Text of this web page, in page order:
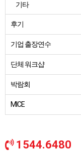
기타
후기
기업 출장연수
단체 워크샵
박람회
MICE
1544.6480